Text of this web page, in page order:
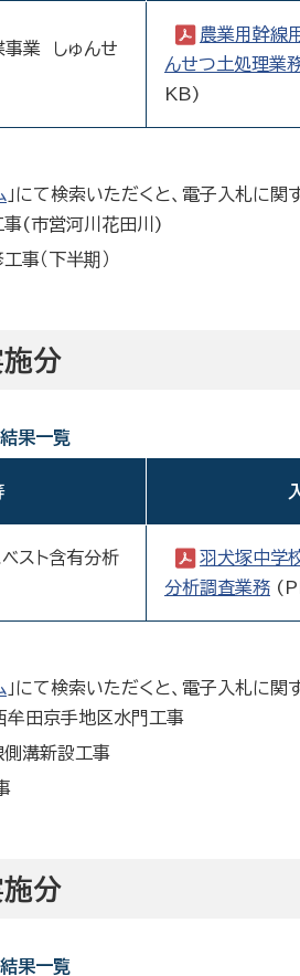
事業 しゅんせ
農業用幹線
んせつ土処理業
KB)
」にて検索いただくと、電子入札に関
(市営河川花田川)
事（下半期）
分
果一覧
スト含有分析
羽犬塚中学
分析調査業務
」にて検索いただくと、電子入札に関
田京手地区水門工事
溝新設工事
分
果一覧